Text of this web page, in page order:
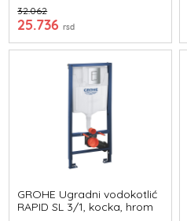
32.062
25.736rsd
GROHE Ugradni vodokotlić
RAPID SL 3/1, kocka, hrom